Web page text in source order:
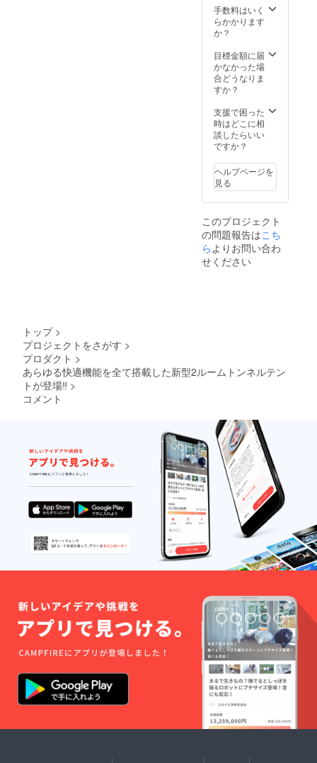
手数料はいく
らかかります
か？
目標金額に届
かなかった場
合どうなりま
すか？
支援で困った
時はどこに相
談したらいい
ですか？
ヘルプページを
見る
このプロジェクト
の問題報告はこち
らよりお問い合わ
せください
トップ >
プロジェクトをさがす >
プロダクト >
あらゆる快適機能を全て搭載した新型2ルームトンネルテン
トが登場‼ >
コメント